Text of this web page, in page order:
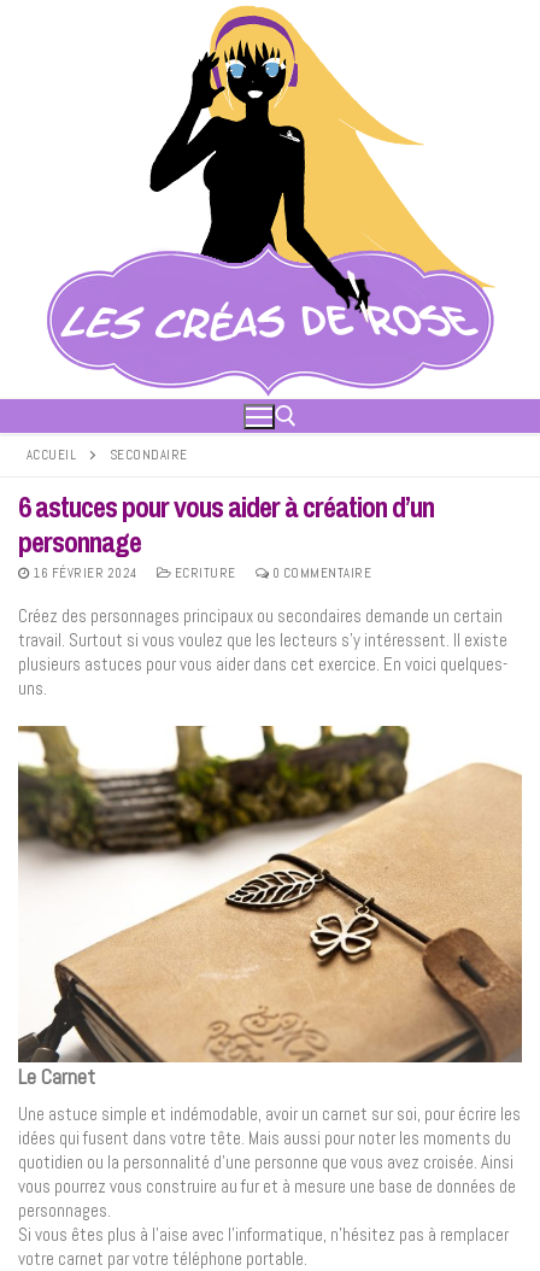
Rechercher :
ACCUEIL SECONDAIRE
6 astuces pour vous aider à création d’un
personnage
16 FÉVRIER 2024 ECRITURE 0 COMMENTAIRE
Créez des personnages principaux ou secondaires demande un certain
travail. Surtout si vous voulez que les lecteurs s’y intéressent. Il existe
plusieurs astuces pour vous aider dans cet exercice. En voici quelques-
uns.
Le Carnet
Une astuce simple et indémodable, avoir un carnet sur soi, pour écrire les
idées qui fusent dans votre tête. Mais aussi pour noter les moments du
quotidien ou la personnalité d’une personne que vous avez croisée. Ainsi
vous pourrez vous construire au fur et à mesure une base de données de
personnages.
Si vous êtes plus à l’aise avec l’informatique, n’hésitez pas à remplacer
votre carnet par votre téléphone portable.